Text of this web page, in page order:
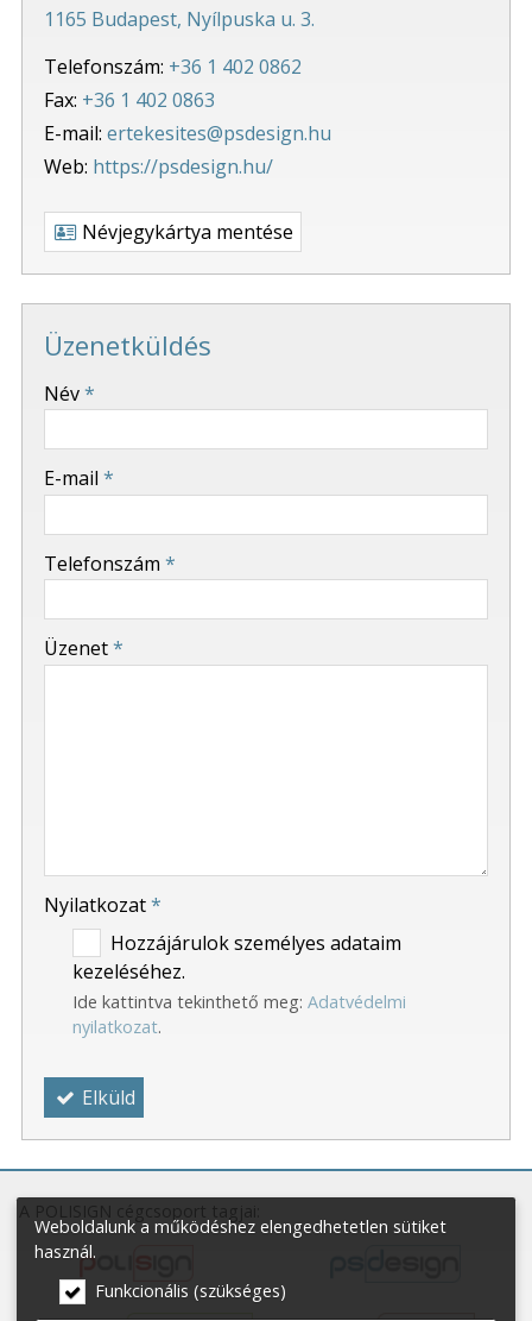
1165 Budapest, Nyílpuska u. 3.
Telefonszám: +36 1 402 0862
Fax: +36 1 402 0863
E-mail: ertekesites@psdesign.hu
Web: https://psdesign.hu/
Névjegykártya mentése
Üzenetküldés
-
Név*
E-mail *
Telefonszám *
Üzenet*
Nyilatkozat*
Hozzájárulok személyes adataim
kezeléséhez.
Ide kattintva tekinthető meg: Adatvédelmi
nyilatkozat.
Elküld
Weboldalunk a működéshez elengedhetetlen sütiket
használ.
Funkcionális (szükséges)